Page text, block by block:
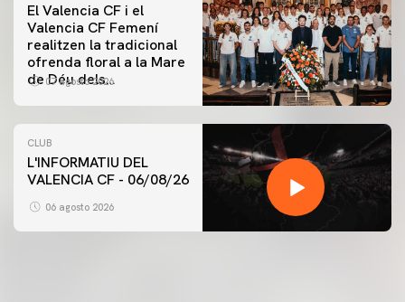
El Valencia CF i el
Valencia CF Femení
realitzen la tradicional
ofrenda floral a la Mare
de Déu dels
07 agosto 2026
CLUB
L'INFORMATIU DEL
VALENCIA CF - 06/08/26
06 agosto 2026